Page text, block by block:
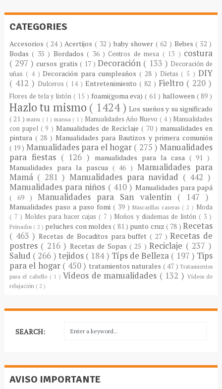
CATEGORIES
Accesorios ( 24 )Acertijos ( 32 ) baby shower ( 62 ) Bebes( 52 )
Bodas( 35 ) Bordados( 36 ) Centros de mesa ( 13 ) costura
( 297 )cursos gratis ( 17 )Decoración ( 133 ) Decoración de
uñas ( 4 )Decoración para cumpleaños( 28 ) Dietas ( 5 )DIY
( 412 ) Dulceros ( 14 )Entretenimiento ( 82 ) Fieltro ( 220 )
Flores de tela y listón ( 15 ) foami(goma eva)( 61 ) halloween ( 89 )
Hazlo tu mismo ( 1424 )Los sueños y su significado
( 21 )manu ( 1 ) manua ( 1 ) Manualidades Año Nuevo ( 4 ) Manualidades
con papel ( 9 )Manualidades de Reciclaje ( 70 ) manualidades en
pintura ( 28 ) Manualidades para Bautizos y primera comunión
( 19 ) Manualidades para el hogar ( 275 )Manualidades
para fiestas ( 126 ) manualidades para la casa ( 91 )
Manualidades para la pascua ( 46 )Manualidades para
Mamá ( 281 ) Manualidades para navidad ( 442 )
Manualidades para niños ( 410 ) Manualidades para papá
( 69 )Manualidades para San valentin ( 147 )
Manualidades paso a paso fomi ( 39 )Mascarillas caseras ( 2 ) Moda
( 7 ) Moldes para hacer cajas ( 7 ) Moños y diademas de listón ( 3 )
Peinados ( 2 ) peluches con moldes( 81 ) punto cruz( 78 )Recetas
( 463 )Recetas de Bocaditos para buffet( 27 )Recetas de
postres ( 216 ) Recetas de Sopas( 25 )Reciclaje ( 237 )
Salud ( 266 ) tejidos ( 184 ) Típs de Belleza ( 197 ) Tips
para el hogar ( 450 ) tratamientos naturales ( 47 )Tratamientos
para el cabello ( 1 ) Vídeos de manualidades ( 132 ) Vídeos de
relajación ( 2 )
SEARCH:
AVISO IMPORTANTE